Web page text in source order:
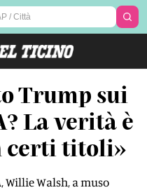
Trump sui
La verità è
certi titoli»
Walsh, a muso